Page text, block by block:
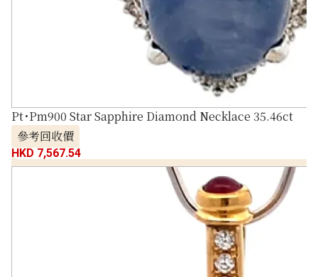
Pt･Pm900 Star Sapphire Diamond Necklace 35.46ct
參考回收價
HKD 7,567.54